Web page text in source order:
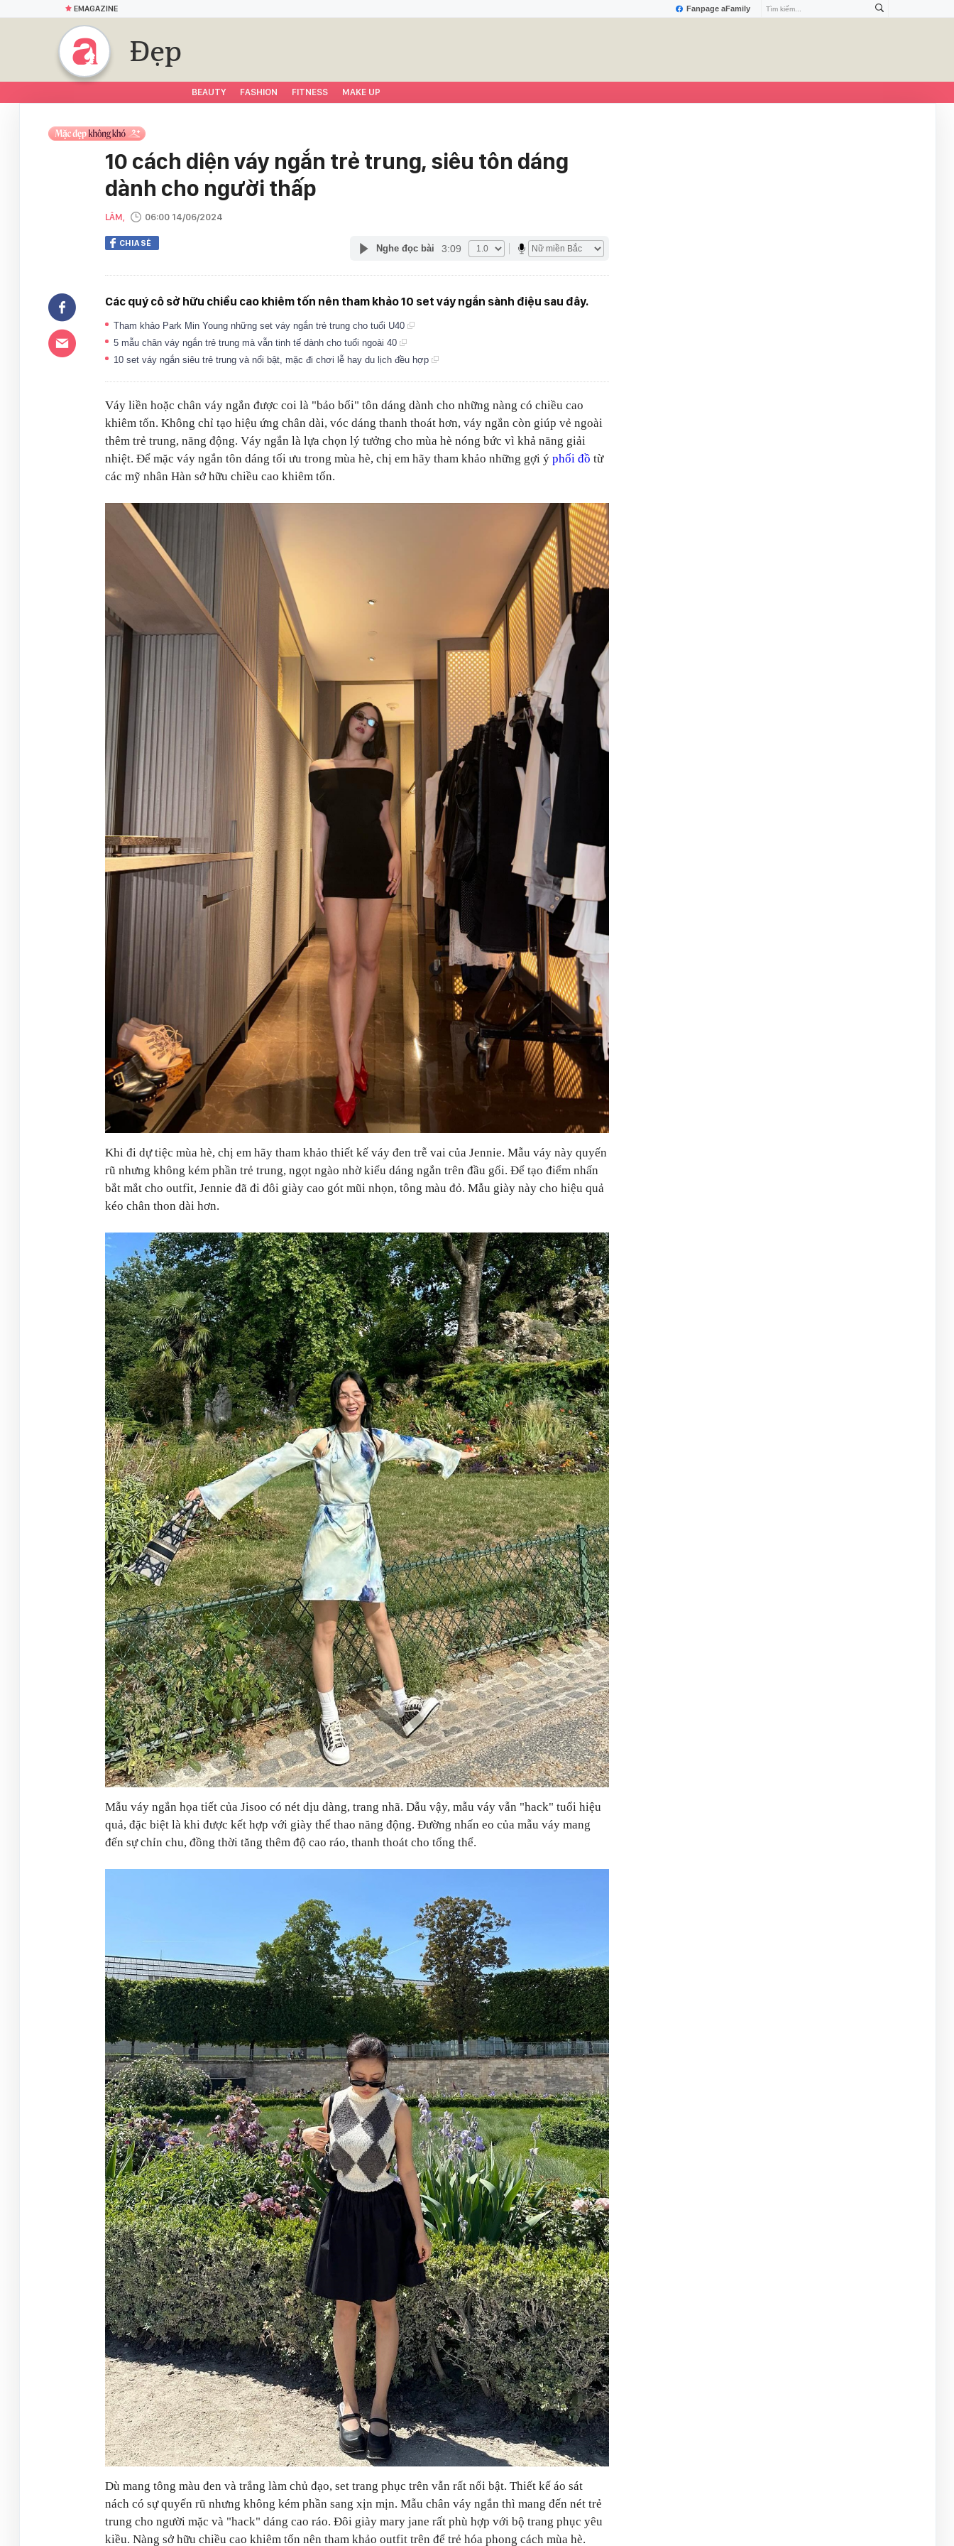
Fanpage aFamily
EMAGAZINE
Đẹp
BEAUTY FASHION FITNESS MAKE UP
10 cách diện váy ngắn trẻ trung, siêu tôn dáng
dành cho người thấp
LÂM, 06:00 14/06/2024
CHIA SẺ Nghe đọc bài 3:09
Các quý cô sở hữu chiều cao khiêm tốn nên tham khảo 10 set váy ngắn sành điệu sau đây.
Tham khảo Park Min Young những set váy ngắn trẻ trung cho tuổi U40
5 mẫu chân váy ngắn trẻ trung mà vẫn tinh tế dành cho tuổi ngoài 40
10 set váy ngắn siêu trẻ trung và nổi bật, mặc đi chơi lễ hay du lịch đều hợp
Váy liền hoặc chân váy ngắn được coi là "bảo bối" tôn dáng dành cho những nàng có chiều cao
khiêm tốn. Không chỉ tạo hiệu ứng chân dài, vóc dáng thanh thoát hơn, váy ngắn còn giúp vẻ ngoài
thêm trẻ trung, năng động. Váy ngắn là lựa chọn lý tưởng cho mùa hè nóng bức vì khả năng giải
nhiệt. Để mặc váy ngắn tôn dáng tối ưu trong mùa hè, chị em hãy tham khảo những gợi ý phối đồ từ
các mỹ nhân Hàn sở hữu chiều cao khiêm tốn.
Khi đi dự tiệc mùa hè, chị em hãy tham khảo thiết kế váy đen trễ vai của Jennie. Mẫu váy này quyến
rũ nhưng không kém phần trẻ trung, ngọt ngào nhờ kiểu dáng ngắn trên đầu gối. Để tạo điểm nhấn
bắt mắt cho outfit, Jennie đã đi đôi giày cao gót mũi nhọn, tông màu đỏ. Mẫu giày này cho hiệu quả
kéo chân thon dài hơn.
Mẫu váy ngắn họa tiết của Jisoo có nét dịu dàng, trang nhã. Dẫu vậy, mẫu váy vẫn "hack" tuổi hiệu
quả, đặc biệt là khi được kết hợp với giày thể thao năng động. Đường nhấn eo của mẫu váy mang
đến sự chỉn chu, đồng thời tăng thêm độ cao ráo, thanh thoát cho tổng thể.
Dù mang tông màu đen và trắng làm chủ đạo, set trang phục trên vẫn rất nổi bật. Thiết kế áo sát
nách có sự quyến rũ nhưng không kém phần sang xịn mịn. Mẫu chân váy ngắn thì mang đến nét trẻ
trung cho người mặc và "hack" dáng cao ráo. Đôi giày mary jane rất phù hợp với bộ trang phục yêu
kiều. Nàng sở hữu chiều cao khiêm tốn nên tham khảo outfit trên để trẻ hóa phong cách mùa hè.